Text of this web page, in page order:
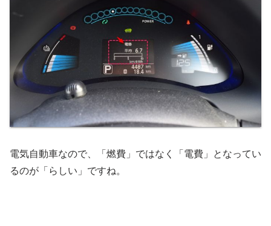
電気自動車なので、「燃費」ではなく「電費」となってい
るのが「らしい」ですね。